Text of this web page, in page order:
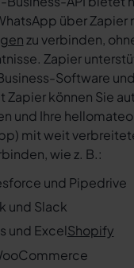
über Zapier
zu verbinden,
Zapier
Software und
Zapier können Sie
und Ihre
mit weit
wie z. B.:
und Pipedrive
und Slack
und ExcelShopify